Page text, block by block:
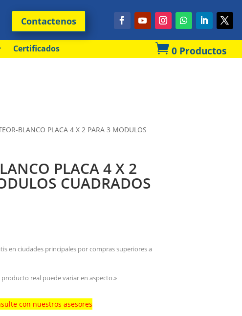
Contactenos
Certificados  0 Productos
BLANCO PLACA 4 X 2 PARA 3 MODULOS
PLACA 4 X 2
CUADRADOS
en ciudades principales por compras superiores a
producto real puede variar en aspecto.»
con nuestros asesores